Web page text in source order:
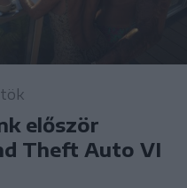
először
Theft Auto VI